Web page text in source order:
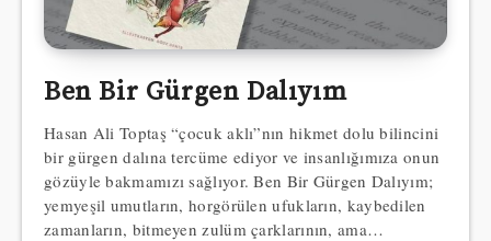
Ben Bir Gürgen Dalıyım
Hasan Ali Toptaş “çocuk aklı”nın hikmet dolu bilincini
bir gürgen dalına tercüme ediyor ve insanlığımıza onun
gözüyle bakmamızı sağlıyor. Ben Bir Gürgen Dalıyım;
yemyeşil umutların, horgörülen ufukların, kaybedilen
zamanların, bitmeyen zulüm çarklarının, ama…